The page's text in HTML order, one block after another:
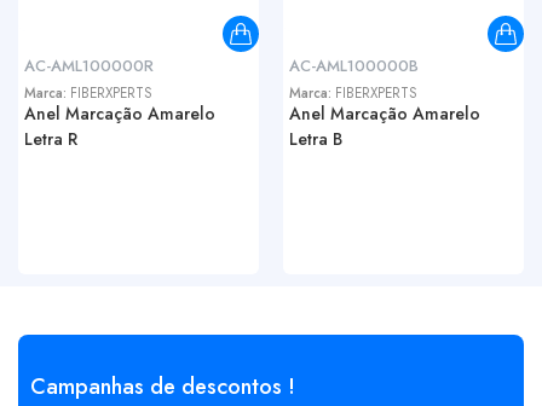
AC-AML100000R
Marca: FIBERXPERTS
Anel Marcação Amarelo
Letra R
AC-AML100000B
Marca: FIBERXPERTS
Anel Marcação Amarelo
Letra B
Campanhas de descontos !